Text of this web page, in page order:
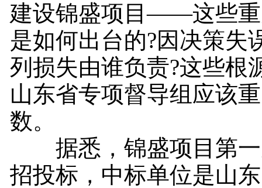
建设锦盛项目——这些重
是如何出台的?因决策失
列损失由谁负责?这些根
山东省专项督导组应该
数。
据悉，锦盛项目第一
招投标，中标单位是山